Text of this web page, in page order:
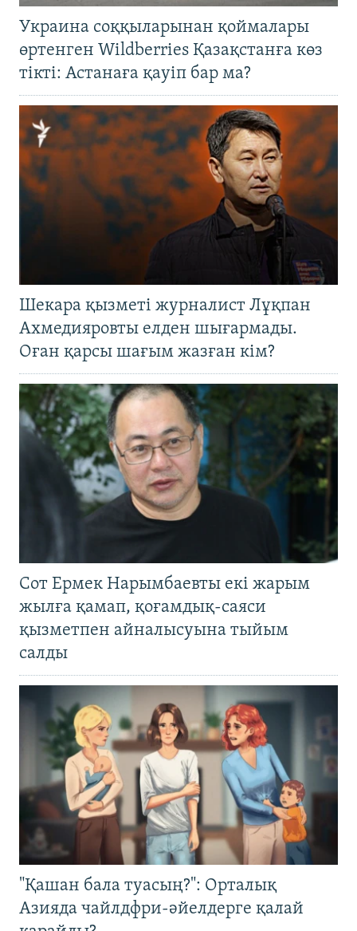
Украина соққыларынан қоймалары
өртенген Wildberries Қазақстанға көз
тікті: Астанаға қауіп бар ма?
Шекара қызметі журналист Лұқпан
Ахмедияровты елден шығармады.
Оған қарсы шағым жазған кім?
Сот Ермек Нарымбаевты екі жарым
жылға қамап, қоғамдық-саяси
қызметпен айналысуына тыйым
салды
"Қашан бала туасың?": Орталық
Азияда чайлдфри-әйелдерге қалай